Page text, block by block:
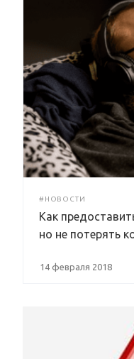
#НОВОСТИ
Как
но не потерять
14 февраля 2018